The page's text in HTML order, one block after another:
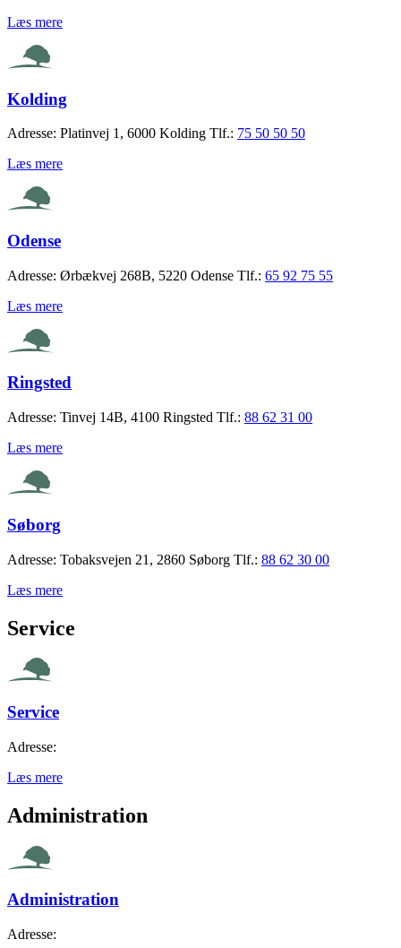
Læs mere
Kolding
Adresse: Platinvej 1, 6000 Kolding Tlf.: 75 50 50 50
Læs mere
Odense
Adresse: Ørbækvej 268B, 5220 Odense Tlf.: 65 92 75 55
Læs mere
Ringsted
Adresse: Tinvej 14B, 4100 Ringsted Tlf.: 88 62 31 00
Læs mere
Søborg
Adresse: Tobaksvejen 21, 2860 Søborg Tlf.: 88 62 30 00
Læs mere
Service
Service
Adresse:
Læs mere
Administration
Administration
Adresse: